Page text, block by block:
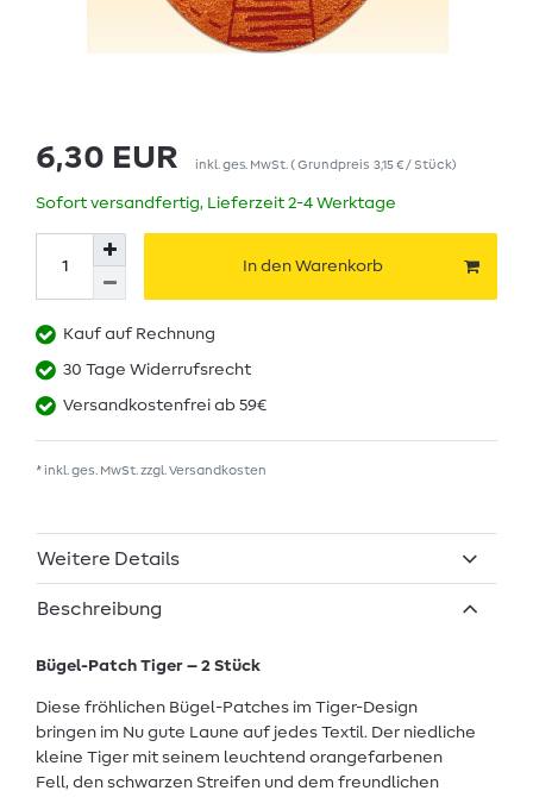
6,30 EUR inkl. ges. MwSt.( Grundpreis 3,15 € / Stück)
Sofort versandfertig, Lieferzeit 2-4 Werktage
In den Warenkorb
Kauf auf Rechnung
30 Tage Widerrufsrecht
Versandkostenfrei ab 59€
* inkl. ges. MwSt. zzgl.Versandkosten
Weitere Details
Beschreibung
Bügel-Patch Tiger – 2 Stück
Diese fröhlichen Bügel-Patches im Tiger-Design
bringen im Nu gute Laune auf jedes Textil. Der niedliche
kleine Tiger mit seinem leuchtend orangefarbenen
Fell, den schwarzen Streifen und dem freundlichen